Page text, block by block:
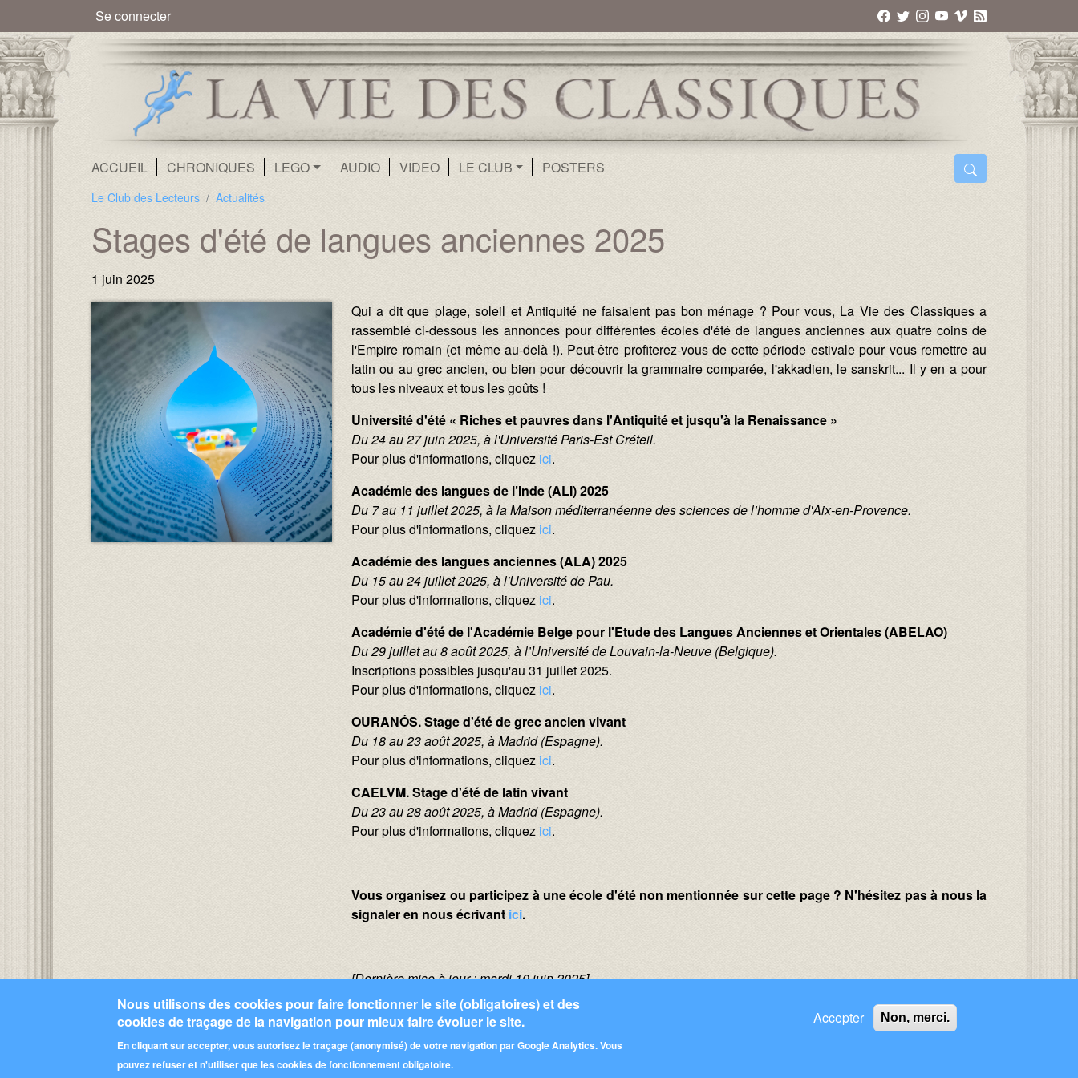
Menu du compte de l'utilisateur
Se connecter
Navigation principale
ACCUEIL CHRONIQUES LEGO AUDIO VIDEO LE CLUB POSTERS
Le Club des Lecteurs Actualités
Stages d'été de langues anciennes 2025
1 juin 2025
Image :
Image :
Qui a dit que plage, soleil et Antiquité ne faisaient pas bon ménage ? Pour vous, La Vie des Classiques a
rassemblé ci-dessous les annonces pour différentes écoles d'été de langues anciennes aux quatre coins de
l'Empire romain (et même au-delà !). Peut-être profiterez-vous de cette période estivale pour vous remettre au
latin ou au grec ancien, ou bien pour découvrir la grammaire comparée, l'akkadien, le sanskrit... Il y en a pour
tous les niveaux et tous les goûts !
Université d'été « Riches et pauvres dans l'Antiquité et jusqu'à la Renaissance »
Du 24 au 27 juin 2025, à l'Université Paris-Est Créteil.
Pour plus d'informations, cliquez ici.
Académie des langues de l’Inde (ALI) 2025
Du 7 au 11 juillet 2025, à la Maison méditerranéenne des sciences de l’homme d'Aix-en-Provence.
Pour plus d'informations, cliquez ici.
Académie des langues anciennes (ALA) 2025
Du 15 au 24 juillet 2025, à l'Université de Pau.
Pour plus d'informations, cliquez ici.
Académie d'été de l'Académie Belge pour l'Etude des Langues Anciennes et Orientales (ABELAO)
Du 29 juillet au 8 août 2025, à l’Université de Louvain-la-Neuve (Belgique).
Inscriptions possibles jusqu'au 31 juillet 2025.
Pour plus d'informations, cliquez ici.
OURANÓS. Stage d'été de grec ancien vivant
Du 18 au 23 août 2025, à Madrid (Espagne).
Pour plus d'informations, cliquez ici.
CAELVM. Stage d'été de latin vivant
Du 23 au 28 août 2025, à Madrid (Espagne).
Pour plus d'informations, cliquez ici.
Vous organisez ou participez à une école d'été non mentionnée sur cette page ? N'hésitez pas à nous la
signaler en nous écrivant ici.
[Dernière mise à jour : mardi 10 juin 2025]
Imprimer en pdf (site externe)
Se connecterou s'inscrirepour publier un commentaire
Nous utilisons des cookies pour faire fonctionner le site (obligatoires) et des
cookies de traçage de la navigation pour mieux faire évoluer le site.
En cliquant sur accepter, vous autorisez le traçage (anonymisé) de votre navigation par Google Analytics. Vous
pouvez refuser et n'utiliser que les cookies de fonctionnement obligatoire.
Accepter Non, merci.